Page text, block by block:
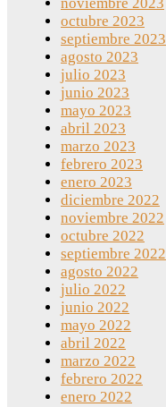
octubre 2023
septiembre 2023
agosto 2023
julio 2023
junio 2023
mayo 2023
abril 2023
marzo 2023
febrero 2023
enero 2023
diciembre 2022
noviembre 2022
octubre 2022
septiembre 2022
agosto 2022
julio 2022
junio 2022
mayo 2022
abril 2022
marzo 2022
febrero 2022
enero 2022